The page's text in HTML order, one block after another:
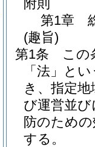
附則
第1章
(趣旨)
第1条
この
「法」と
き、指定
び運営並
防のため
する。